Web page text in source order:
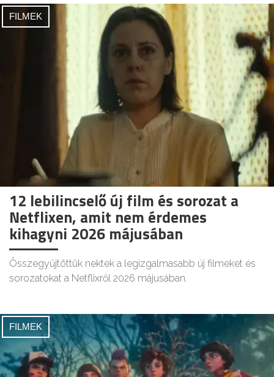
FILMEK
12 lebilincselő új film és sorozat a
Netflixen, amit nem érdemes
kihagyni 2026 májusában
Összegyűjtöttük nektek a legizgalmasabb új filmeket és
sorozatokat a Netflixről 2026 májusában.
FILMEK